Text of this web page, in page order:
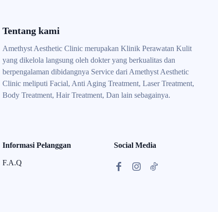
Tentang kami
Amethyst Aesthetic Clinic merupakan Klinik Perawatan Kulit
yang dikelola langsung oleh dokter yang berkualitas dan
berpengalaman dibidangnya Service dari Amethyst Aesthetic
Clinic meliputi Facial, Anti Aging Treatment, Laser Treatment,
Body Treatment, Hair Treatment, Dan lain sebagainya.
Informasi Pelanggan
F.A.Q
Social Media